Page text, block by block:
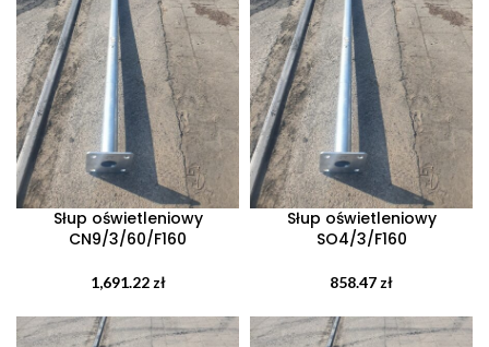
Słup oświetleniowy
CN9/3/60/F160
1,691.22zł
Słup oświetleniowy
SO4/3/F160
858.47zł